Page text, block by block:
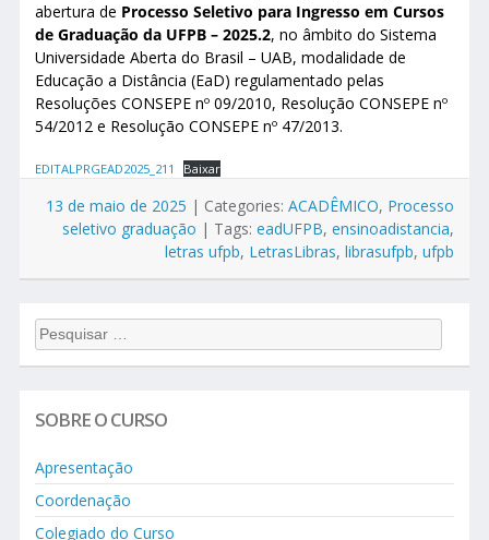
abertura de Processo Seletivo para Ingresso em Cursos
de Graduação da UFPB – 2025.2, no âmbito do Sistema
Universidade Aberta do Brasil – UAB, modalidade de
Educação a Distância (EaD) regulamentado pelas
Resoluções CONSEPE nº 09/2010, Resolução CONSEPE nº
54/2012 e Resolução CONSEPE nº 47/2013.
EDITALPRGEAD2025_211 Baixar
13 de maio de 2025 | Categories:ACADÊMICO, Processo
seletivo graduação | Tags:eadUFPB,ensinoadistancia,
letras ufpb, LetrasLibras,librasufpb,ufpb
Pesquisar...
SOBRE O CURSO
Apresentação
Coordenação
Colegiado do Curso